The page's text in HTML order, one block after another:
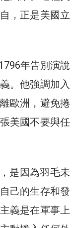
，正是美國立
年告別演說
。他強調加入
歐洲，避免捲
美國不要與任
是因為羽毛未
己的生存和發
義是在軍事上